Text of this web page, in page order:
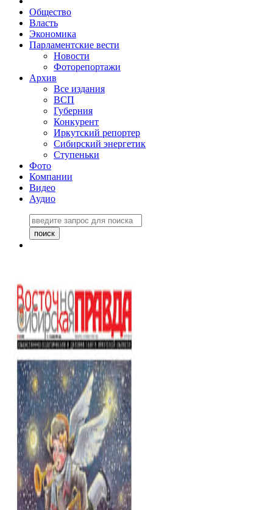
Общество
Власть
Экономика
Парламентские вести
Новости
Фоторепортажи
Архив
Все издания
ВСП
Губерния
Конкурент
Иркутский репортер
Сибирский энергетик
Ступеньки
Фото
Компании
Видео
Аудио